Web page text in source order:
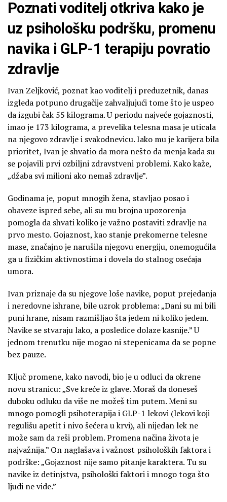
Poznati voditelj otkriva kako je
uz psihološku podršku, promenu
navika i GLP-1 terapiju povratio
zdravlje
Ivan Zeljković, poznat kao voditelj i preduzetnik, danas
izgleda potpuno drugačije zahvaljujući tome što je uspeo
da izgubi čak 55 kilograma. U periodu najveće gojaznosti,
imao je 173 kilograma, a prevelika telesna masa je uticala
na njegovo zdravlje i svakodnevicu. Iako mu je karijera bila
prioritet, Ivan je shvatio da mora nešto da menja kada su
se pojavili prvi ozbiljni zdravstveni problemi. Kako kaže,
„džaba svi milioni ako nemaš zdravlje”.
Godinama je, poput mnogih žena, stavljao posao i
obaveze ispred sebe, ali su mu brojna upozorenja
pomogla da shvati koliko je važno postaviti zdravlje na
prvo mesto. Gojaznost, kao stanje prekomerne telesne
mase, značajno je narušila njegovu energiju, onemogućila
ga u fizičkim aktivnostima i dovela do stalnog osećaja
umora.
Ivan priznaje da su njegove loše navike, poput prejedanja
i neredovne ishrane, bile uzrok problema: „Dani su mi bili
puni hrane, nisam razmišljao šta jedem ni koliko jedem.
Navike se stvaraju lako, a posledice dolaze kasnije.” U
jednom trenutku nije mogao ni stepenicama da se popne
bez pauze.
Ključ promene, kako navodi, bio je u odluci da okrene
novu stranicu: „Sve kreće iz glave. Moraš da doneseš
duboku odluku da više ne možeš tim putem. Meni su
mnogo pomogli psihoterapija i GLP-1 lekovi (lekovi koji
regulišu apetit i nivo šećera u krvi), ali nijedan lek ne
može sam da reši problem. Promena načina života je
najvažnija.” On naglašava i važnost psiholoških faktora i
podrške: „Gojaznost nije samo pitanje karaktera. Tu su
navike iz detinjstva, psihološki faktori i mnogo toga što
ljudi ne vide.”